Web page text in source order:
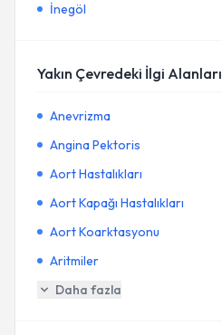
İnegöl
Yakın Çevredeki İlgi Alanları
Anevrizma
Angina Pektoris
Aort Hastalıkları
Aort Kapağı Hastalıkları
Aort Koarktasyonu
Aritmiler
Daha fazla